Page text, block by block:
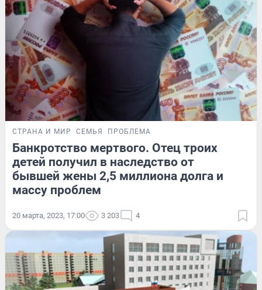
СТРАНА И МИР СЕМЬЯ ПРОБЛЕМА
Банкротство мертвого. Отец троих
детей получил в наследство от
бывшей жены 2,5 миллиона долга и
массу проблем
20 марта, 2023, 17:00 3 203 4